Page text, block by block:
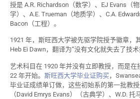
授是 A.R. Richardson（数学）、EJ Evans（
学）、A.E. Trueman（地质学）、C.A.
Bacon（工程）。
1921 年，斯旺西大学被先驱学院授予徽章，
Heb Ei Dawn，翻译为“没有文化就失去了技术
艺术科目在 1920 年并没有立即教授，而是在
22 年开始。 斯旺西大学毕业证购买，
毕业证成绩单订做，这些初始系的第一批教授
（David Emrys Evans）（古典学）、W.D.